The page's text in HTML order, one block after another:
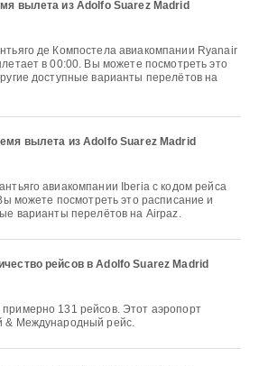
вылета из Adolfo Suarez Madrid
в 00:00. Вы можете посмотреть это
доступные варианты перелётов на
вылета из Adolfo Suarez Madrid
можете посмотреть это расписание и
варианты перелётов на Airpaz.
рейсов в Adolfo Suarez Madrid
& Международный рейс.